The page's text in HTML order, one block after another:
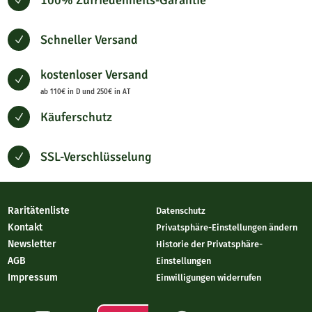
N Schneller Versand
N kostenloser Versand
ab 110€ in D und 250€ in AT
N Käuferschutz
N SSL-Verschlüsselung
Raritätenliste
Kontakt
Newsletter
AGB
Impressum
Datenschutz
Privatsphäre-Einstellungen ändern
Historie der Privatsphäre-
Einstellungen
Einwilligungen widerrufen